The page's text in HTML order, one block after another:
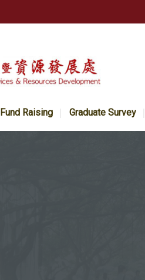
Fund Raising Graduate Survey